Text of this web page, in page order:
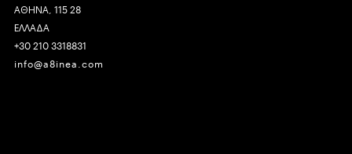
ΑΘΗΝΑ, 115 28
ΕΛΛΑΔΑ
+30 210 3318831
info@a8inea.com